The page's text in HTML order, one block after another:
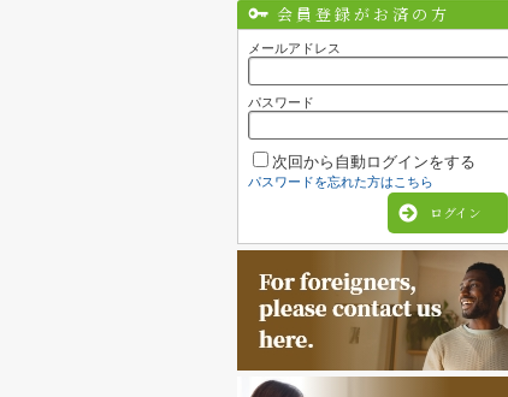
会員登録がお済の方
メールアドレス
パスワード
次回から自動ログインをする
パスワードを忘れた方はこちら
ログイン